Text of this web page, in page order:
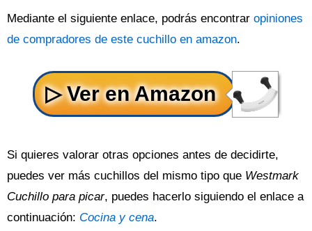
Mediante el siguiente enlace, podrás encontrar opiniones
de compradores de este cuchillo en amazon.
Si quieres valorar otras opciones antes de decidirte,
puedes ver más cuchillos del mismo tipo que Westmark
Cuchillo para picar, puedes hacerlo siguiendo el enlace a
continuación: Cocina y cena.